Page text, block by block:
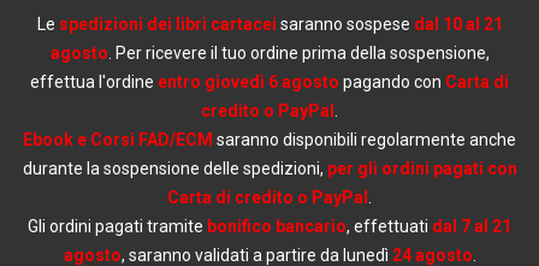
Le spedizioni dei libri cartacei saranno sospese dal 10 al 21
agosto . Per ricevere il tuo ordine prima della sospensione,
effettua l'ordine entro giovedì 6 agosto pagando con Carta di
credito o PayPal
Ebook e Corsi FAD/ECM saranno disponibili regolarmente anche
durante la sospensione delle spedizioni, per gli ordini pagati con
Carta di credito o PayPal
Gli ordini pagati tramite bonifico bancario, effettuati dal 7 al 21
agosto, saranno validati a partire da lunedì 24 agosto